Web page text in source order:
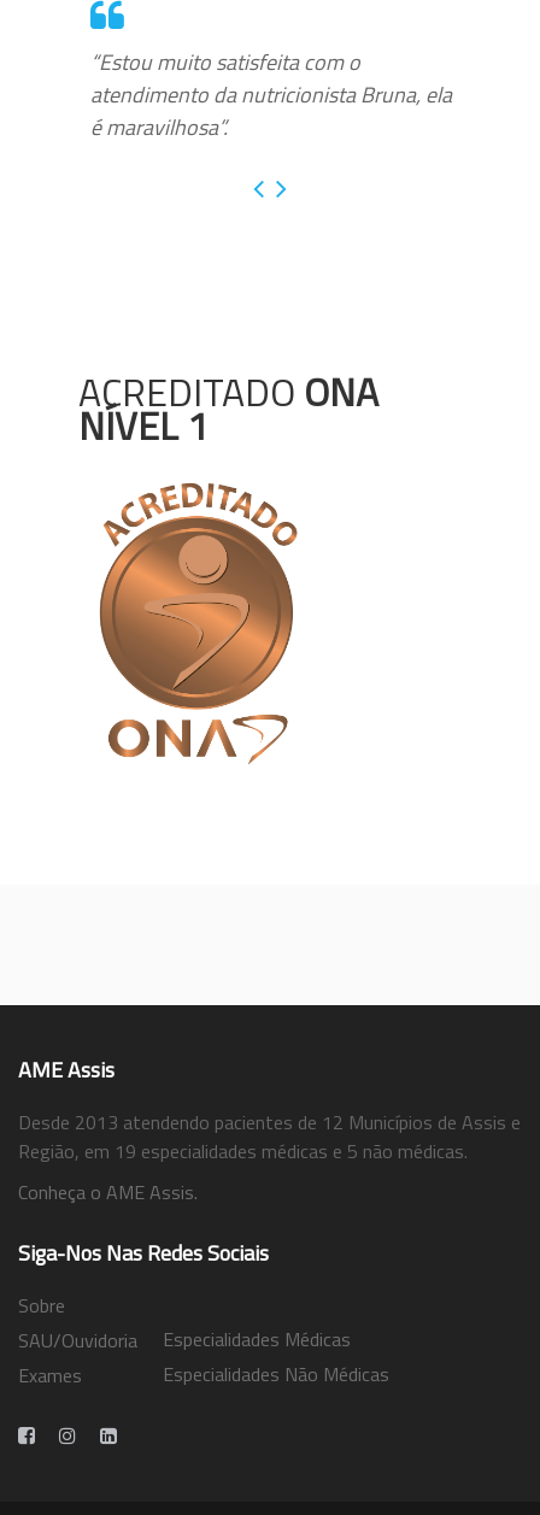
“Estou muito satisfeita com o
atendimento da nutricionista Bruna, ela
é maravilhosa”.
ACREDITADO ONA
NÍVEL 1
AME Assis
Desde 2013 atendendo pacientes de 12 Municípios de Assis e
Região, em 19 especialidades médicas e 5 não médicas.
Conheça o AME Assis.
Siga-Nos Nas Redes Sociais
Sobre
SAU/Ouvidoria
Exames
Especialidades Médicas
Especialidades Não Médicas